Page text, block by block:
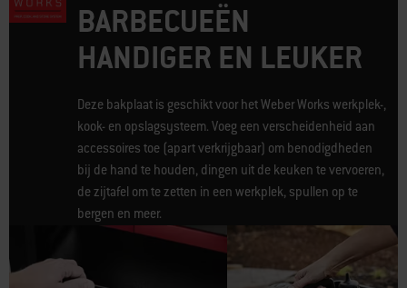
BARBECUEËN
HANDIGER EN LEUKER
Deze bakplaat is geschikt voor het Weber Works werkplek-,
kook- en opslagsysteem. Voeg een verscheidenheid aan
accessoires toe (apart verkrijgbaar) om benodigdheden
bij de hand te houden, dingen uit de keuken te vervoeren,
de zijtafel om te zetten in een werkplek, spullen op te
bergen en meer.